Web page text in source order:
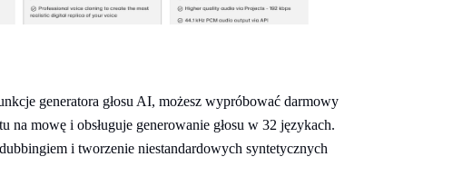
generatora głosu AI, możesz wypróbować darmowy
mowę i obsługuje generowanie głosu w 32 językach.
i tworzenie niestandardowych syntetycznych